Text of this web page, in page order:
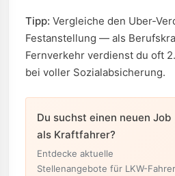
Tipp: Vergleiche den Uber-
Festanstellung — als
Fernverkehr verdienst du oft
bei voller Sozialabsicherung.
Du suchst einen neuen Job
als Kraftfahrer?
Entdecke aktuelle
Stellenangebote für LKW-